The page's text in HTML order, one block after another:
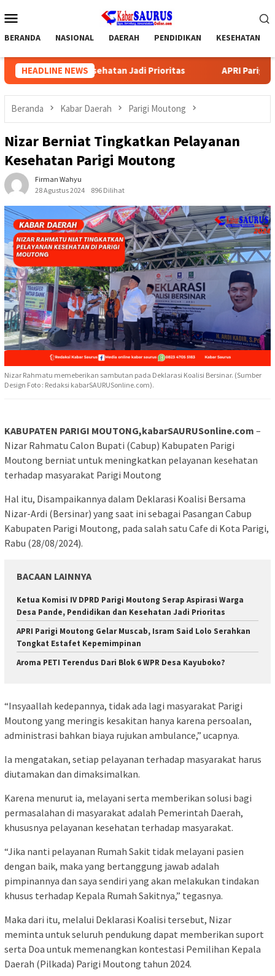
ke
Mobile
BERANDA NASIONAL DAERAH PENDIDIKAN KESEHATAN
HEADLINE NEWS
Kesehatan Jadi Prioritas APRI Parigi Moutong Gelar
Beranda Kabar Daerah Parigi Moutong
Nizar Berniat Tingkatkan Pelayanan
Kesehatan Parigi Moutong
Firman Wahyu
28 Agustus 2024
896 Dilihat
Nizar Rahmatu memeberikan sambutan pada Deklarasi Koalisi Bersinar. (Sumber
Design Foto : Redaksi kabarSAURUSonline.com).
KABUPATEN PARIGI MOUTONG,kabarSAURUSonline.com –
Nizar Rahmatu Calon Bupati (Cabup) Kabupaten Parigi
Moutong berniat untuk meningkatkan pelayanan kesehatan
terhadap masyarakat Parigi Moutong
Hal itu, Disampaikannya dalam Deklarasi Koalisi Bersama
Nizar-Ardi (Bersinar) yang saat ini sebagai Pasangan Cabup
Kabupaten Parigi Moutong, pada salah satu Cafe di Kota Parigi,
Rabu (28/08/2024).
BACAAN LAINNYA
Ketua Komisi IV DPRD Parigi Moutong Serap Aspirasi Warga
Desa Pande, Pendidikan dan Kesehatan Jadi Prioritas
APRI Parigi Moutong Gelar Muscab, Isram Said Lolo Serahkan
Tongkat Estafet Kepemimpinan
Aroma PETI Terendus Dari Blok 6 WPR Desa Kayuboko?
“Insyaallah kedepannya, tidak ada lagi masyarakat Parigi
Moutong yang meringis kesakitan hanya karena persoalan,
administrasi bahkan biaya rujukan ambulance,” ucapnya.
Ia mengatakan, setiap pelayanan terhadap masyarakat harus
diutamakan dan dimaksimalkan.
Karena menurut ia, melayani serta memberikan solusi bagi
permasalahan di masyarakat adalah Pemerintah Daerah,
khususnya pelayanan kesehatan terhadap masyarakat.
“Jika nanti pelayanan Rumah Sakit tidak melayani pasien
dengan baik, maka yang bertanggung jawab adalah
pimpinannya dan saya sendiri yang akan melakukan tindakan
khusus terhadap Kepala Rumah Sakitnya,” tegasnya.
Maka dari itu, melalui Deklarasi Koalisi tersebut, Nizar
meminta untuk seluruh pendukung dapat memberikan suport
serta Doa untuk memenangkan kontestasi Pemilihan Kepala
Daerah (Pilkada) Parigi Moutong tahun 2024.